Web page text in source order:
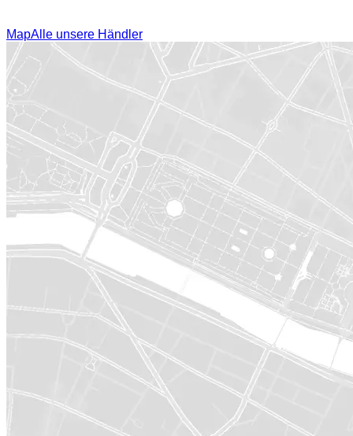
MapAlle unsere Händler